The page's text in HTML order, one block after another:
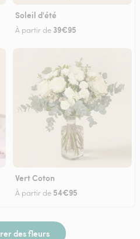
Soleil d'été
À partir de 39€95
Vert Coton
À partir de 54€95
des fleurs